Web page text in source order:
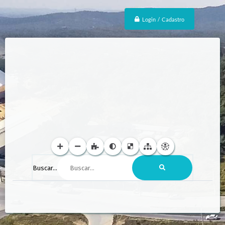
Login / Cadastro
Buscar...